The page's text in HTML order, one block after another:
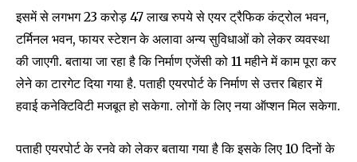
SUBSCRIBERS and be part of the
conversation.
To subscribe, simply enter your email address on our website
or click the subscribe button below. Don't worry, we respect
your privacy and won't spam your inbox. Your information is
safe with us.
इसमें से लगभग 23 करोड़ 47 लाख रुपये से एयर ट्रैफिक कंट्रोल भवन,
टर्मिनल भवन, फायर स्टेशन के अलावा अन्य सुविधाओं को लेकर व्यवस्था
की जाएगी. बताया जा रहा है कि निर्माण एजेंसी को 11 महीने में काम पूरा कर
लेने का टारगेट दिया गया है. पताही एयरपोर्ट के निर्माण से उत्तर बिहार में
हवाई कनेक्टिविटी मजबूत हो सकेगा. लोगों के लिए नया ऑप्शन मिल सकेगा.
पताही एयरपोर्ट के रनवे को लेकर बताया गया है कि इसके लिए 10 दिनों के